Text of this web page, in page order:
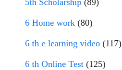
5th Scholarship (89)
6 Home work (80)
6 th e learning video (117)
6 th Online Test (125)